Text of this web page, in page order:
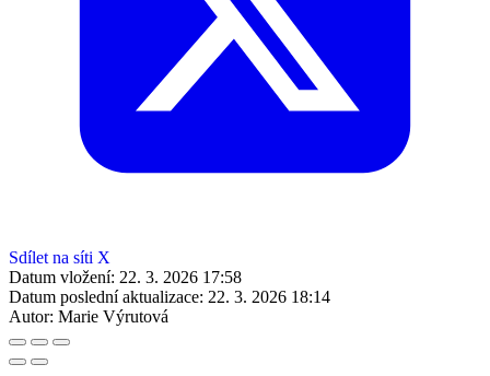
Sdílet na síti X
Datum vložení: 22. 3. 2026 17:58
Datum poslední aktualizace: 22. 3. 2026 18:14
Autor: Marie Výrutová